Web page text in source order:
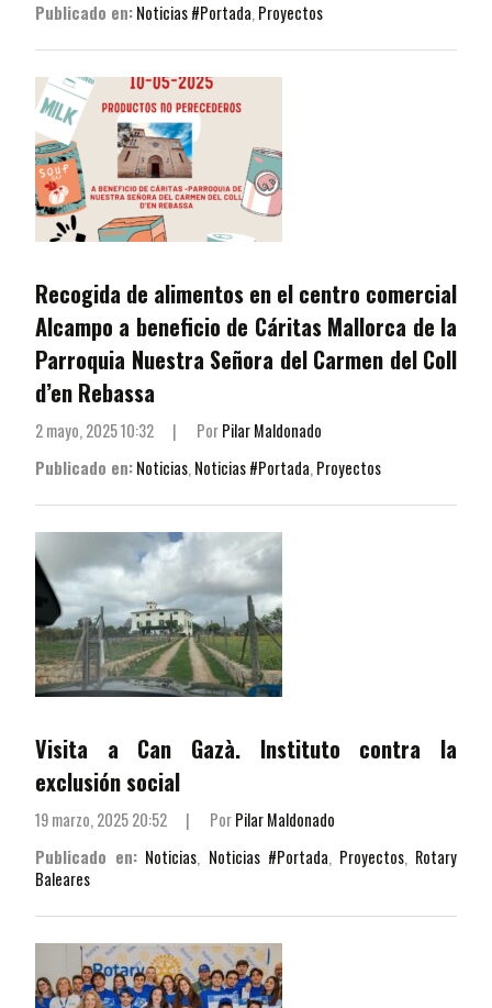
Publicado en:Noticias #Portada, Proyectos
Recogida de alimentos en el centro comercial
Alcampo a beneficio de Cáritas Mallorca de la
Parroquia Nuestra Señora del Carmen del Coll
d’en Rebassa
2 mayo, 2025 10:32 | PorPilar Maldonado
Publicado en:Noticias, Noticias #Portada, Proyectos
Visita a Can Gazà. Instituto contra la
exclusión social
19 marzo, 2025 20:52 | PorPilar Maldonado
Publicado en: Noticias, Noticias #Portada, Proyectos, Rotary
Baleares